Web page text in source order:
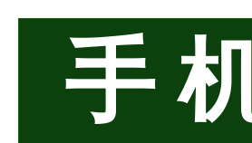
手